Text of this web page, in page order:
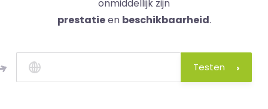
Uptime
is
money
onmiddellijk zijn
prestatieen beschikbaarheid.
Testen